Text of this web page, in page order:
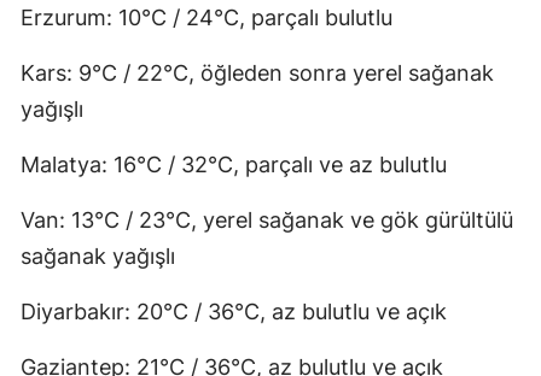
Erzurum: 10°C / 24°C, parçalı bulutlu
Kars: 9°C / 22°C, öğleden sonra yerel sağanak
yağışlı
Malatya: 16°C / 32°C, parçalı ve az bulutlu
Van: 13°C / 23°C, yerel sağanak ve gök gürültülü
sağanak yağışlı
Diyarbakır: 20°C / 36°C, az bulutlu ve açık
Gaziantep: 21°C / 36°C, az bulutlu ve açık